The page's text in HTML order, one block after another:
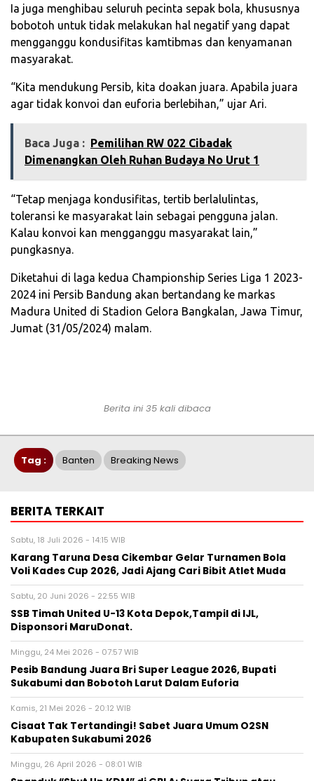
Ia juga menghibau seluruh pecinta sepak bola, khususnya
bobotoh untuk tidak melakukan hal negatif yang dapat
mengganggu kondusifitas kamtibmas dan kenyamanan
masyarakat.
“Kita mendukung Persib, kita doakan juara. Apabila juara
agar tidak konvoi dan euforia berlebihan,” ujar Ari.
Baca Juga : Pemilihan RW 022 Cibadak
Dimenangkan Oleh Ruhan Budaya No Urut 1
“Tetap menjaga kondusifitas, tertib berlalulintas,
toleransi ke masyarakat lain sebagai pengguna jalan.
Kalau konvoi kan mengganggu masyarakat lain,”
pungkasnya.
Diketahui di laga kedua Championship Series Liga 1 2023-
2024 ini Persib Bandung akan bertandang ke markas
Madura United di Stadion Gelora Bangkalan, Jawa Timur,
Jumat (31/05/2024) malam.
Berita ini 35 kali dibaca
Tag : Banten Breaking News
BERITA TERKAIT
Sabtu, 18 Juli 2026 - 14:15 WIB
Karang Taruna Desa Cikembar Gelar Turnamen Bola
Voli Kades Cup 2026, Jadi Ajang Cari Bibit Atlet Muda
Sabtu, 20 Juni 2026 - 22:55 WIB
SSB Timah United U-13 Kota Depok,Tampil di IJL,
Disponsori MaruDonat.
Minggu, 24 Mei 2026 - 07:57 WIB
‎Pesib Bandung Juara Bri Super League 2026, Bupati
Sukabumi dan Bobotoh Larut Dalam Euforia
Kamis, 21 Mei 2026 - 20:12 WIB
‎Cisaat Tak Tertandingi! Sabet Juara Umum O2SN
Kabupaten Sukabumi 2026‎
Minggu, 26 April 2026 - 08:01 WIB